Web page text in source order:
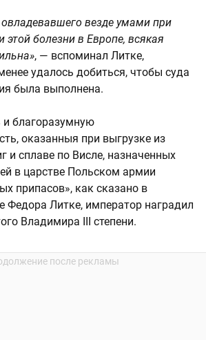
везде умами при
этой болезни в Европе, всякая
, — вспоминал Литке,
удалось добиться, чтобы суда
была выполнена.
и благоразумную
оказанныя при выгрузке из
и сплаве по Висле, назначенных
в царстве Польском армии
припасов», как сказано в
Федора Литке, император наградил
Владимира III степени.